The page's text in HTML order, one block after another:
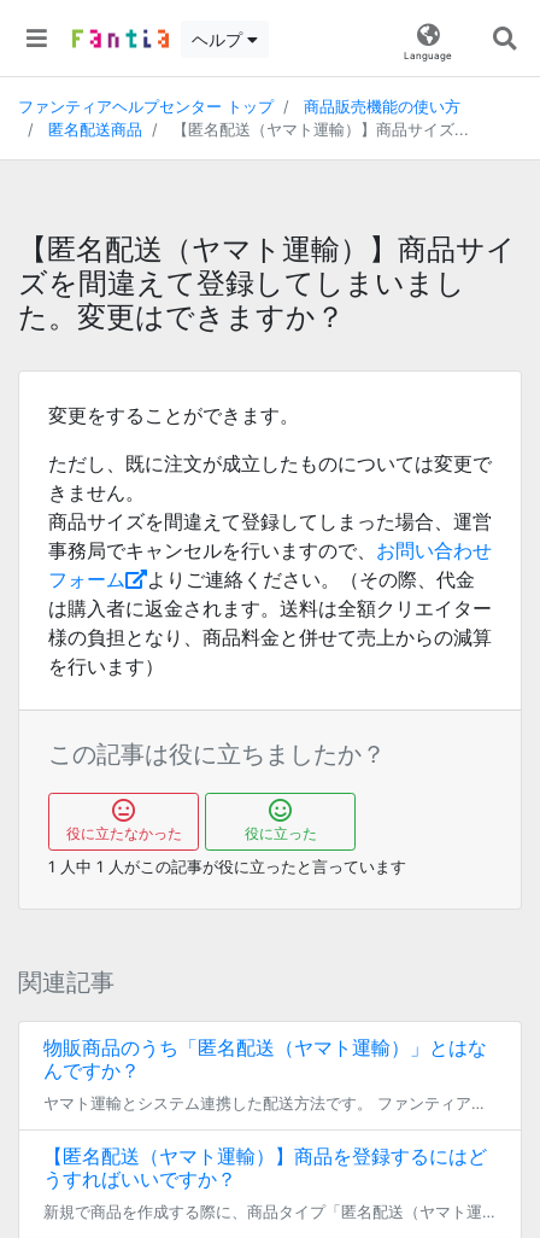
ヘルプ
Language
ファンティアヘルプセンター トップ
商品販売機能の使い方
匿名配送商品
【匿名配送（ヤマト運輸）】商品サイズ...
【匿名配送（ヤマト運輸）】商品サイ
ズを間違えて登録してしまいまし
た。変更はできますか？
変更をすることができます。
ただし、既に注文が成立したものについては変更で
きません。
商品サイズを間違えて登録してしまった場合、運営
事務局でキャンセルを行いますので、 お問い合わせ
フォーム
よりご連絡ください。（その際、代金
は購入者に返金されます。送料は全額クリエイター
様の負担となり、商品料金と併せて売上からの減算
を行います）
この記事は役に立ちましたか？
役に立たなかった
役に立った
1 人中 1 人がこの記事が役に立ったと言っています
関連記事
物販商品のうち「匿名配送（ヤマト運輸）」とはな
んですか？
ヤマト運輸とシステム連携した配送方法です。 ファンティアで販売した商品を、ヤマトの匿名配送サービスを利用して発送することができます。 匿名配送では、取引相手に住所や名前といった個人情報を伝えなくても商品を発送できます。
【匿名配送（ヤマト運輸）】商品を登録するにはど
うすればいいですか？
新規で商品を作成する際に、商品タイプ「匿名配送（ヤマト運輸）」を選択することで、 匿名配送で販売する商品を作成することができます。 ※ 後から商品タイプを変更することはできませんので、予めご了承ください。 その後、「匿名 […]